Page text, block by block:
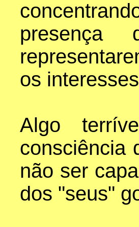
presença
os
Algo
consciência
não ser
dos "seus"